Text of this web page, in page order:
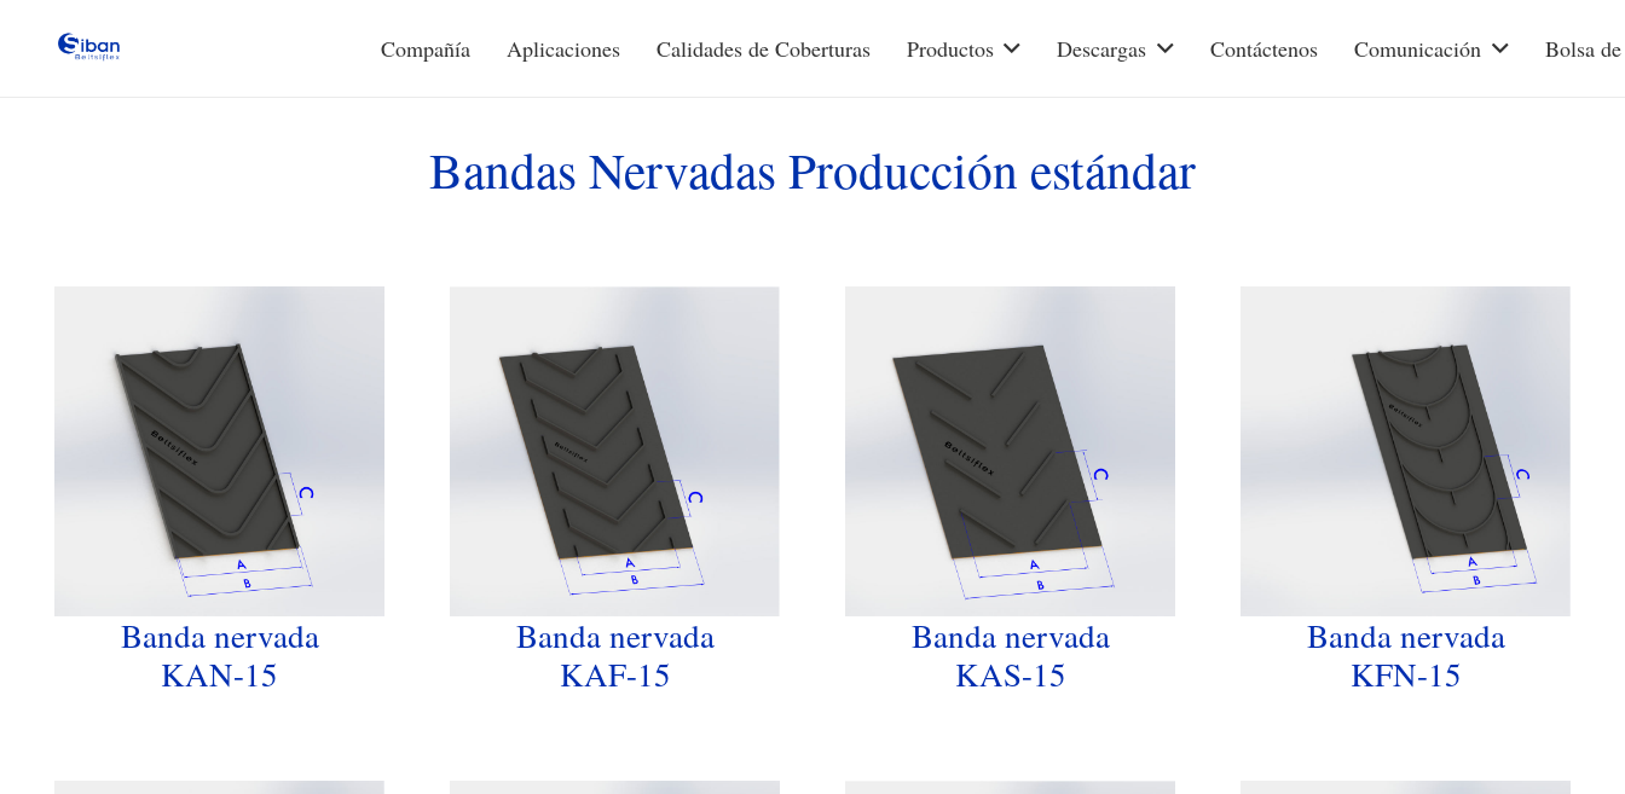
Compañía Aplicaciones Calidades de Coberturas Productos Descargas Contáctenos Comunicación Bolsa
Bandas Nervadas Producción estándar
Banda nervada
KAN-15
Banda nervada
KAF-15
Banda nervada
KAS-15
Banda nervada
KFN-15